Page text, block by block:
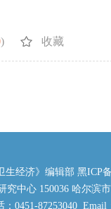
) 收藏
生经济》编辑部 黑ICP
中心 150036 哈尔滨
0451-87253040 Email